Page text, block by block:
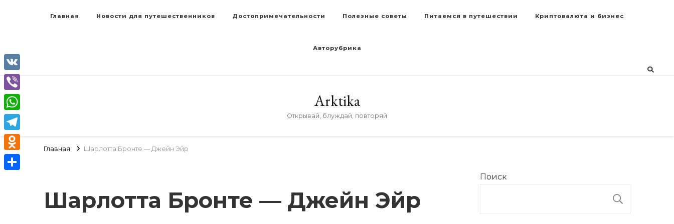
Главная Новости для путешественников Достопримечательности Полезные советы Питаемся в путешествии Криптовалюта и бизнес
Авторубрика
Arktika
Открывай, блуждай, повторяй
Главная Шарлотта Бронте — Джейн Эйр
Шарлотта Бронте — Джейн Эйр
Поиск
VK
Viber
WhatsApp
Telegram
Odnoklassniki